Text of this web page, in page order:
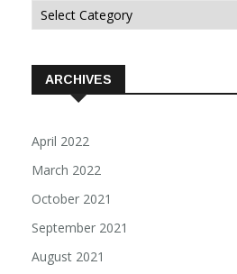
Categorii
ARCHIVES
April 2022
March 2022
October 2021
September 2021
August 2021